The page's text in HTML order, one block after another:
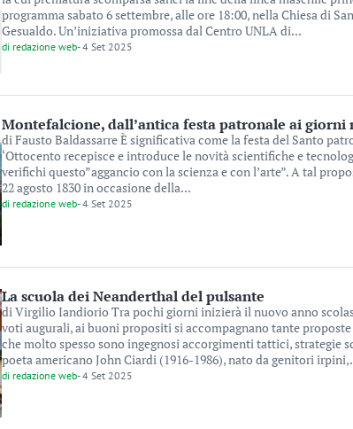
programma sabato 6 settembre, alle ore 18:00, nella Chiesa di
Gesualdo. Un’iniziativa promossa dal Centro UNLA di...
di redazione web-4 Set 2025
Montefalcione, dall’antica festa patronale ai giorni
di Fausto Baldassarre È significativa come la festa del Santo
‘Ottocento recepisce e introduce le novità scientifiche e
verifichi questo”aggancio con la scienza e con l’arte”. A tal
22 agosto 1830 in occasione della...
di redazione web-4 Set 2025
La scuola dei Neanderthal del pulsante
di Virgilio Iandiorio Tra pochi giorni inizierà il nuovo anno
voti augurali, ai buoni propositi si accompagnano tante
che molto spesso sono ingegnosi accorgimenti tattici, strategie
poeta americano John Ciardi (1916-1986), nato da genitori
di redazione web-4 Set 2025